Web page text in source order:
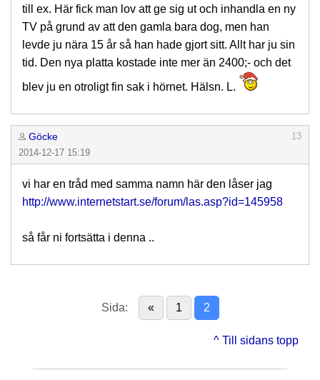
till ex. Här fick man lov att ge sig ut och inhandla en ny
TV på grund av att den gamla bara dog, men han
levde ju nära 15 år så han hade gjort sitt. Allt har ju sin
tid. Den nya platta kostade inte mer än 2400;- och det
blev ju en otroligt fin sak i hörnet. Hälsn. L.
Göcke
13
2014-12-17 15:19
vi har en tråd med samma namn här den låser jag
http://www.internetstart.se/forum/las.asp?id=145958
så får ni fortsätta i denna ..
Sida: « 1 2
^ Till sidans topp